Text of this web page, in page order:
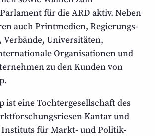
für die ARD aktiv. Neben
auch Print­medien, Regierungs­
Universitäten,
Organisa­tionen und
zu den Kunden von
ist eine Tochter­gesellschaft des
Kantar und
Instituts für Markt- und Politik­